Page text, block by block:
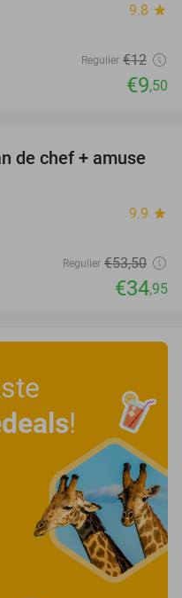
9.8 star
Regulier €12
€9,50
35%
de chef + amuse
9.9 star
Regulier €53,50
€34,95
!